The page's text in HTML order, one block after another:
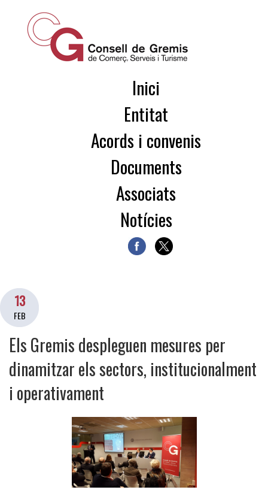
Inici
Entitat
Acords i convenis
Documents
Associats
Notícies
13
FEB
Els Gremis despleguen mesures per
dinamitzar els sectors, institucionalment
i operativament